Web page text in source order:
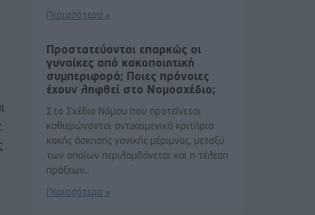
Περισσότερα »
Προστατεύονται επαρκώς οι
γυναίκες από κακοποιητική
συμπεριφορά; Ποιες πρόνοιες
έχουν ληφθεί στο Νομοσχέδιο;
Στο Σχέδιο Νόμου που προτείνεται
καθιερώνονται αντικειμενικά κριτήρια
κακής άσκησης γονικής μέριμνας, μεταξύ
των οποίων περιλαμβάνεται και η τέλεση
πράξεων..
Περισσότερα »